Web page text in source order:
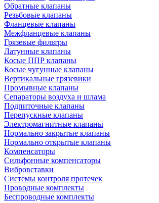
Обратные клапаны
Резьбовые клапаны
Фланцевые клапаны
Межфланцевые клапаны
Грязевые фильтры
Латунные клапаны
Косые ППР клапаны
Косые чугунные клапаны
Вертикальные грязевики
Промывные клапаны
Сепараторы воздуха и шлама
Подпиточные клапаны
Перепускные клапаны
Электромагнитные клапаны
Нормально закрытые клапаны
Нормально открытые клапаны
Компенсаторы
Сильфонные компенсаторы
Вибровставки
Системы контроля протечек
Проводные комплекты
Беспроводные комплекты